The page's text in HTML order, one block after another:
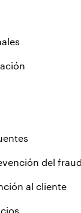
del
al cliente